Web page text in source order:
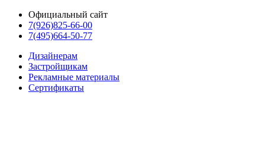
Официальный сайт
7(926)825-66-00
7(495)664-50-77
Дизайнерам
Застройщикам
Рекламные материалы
Сертификаты